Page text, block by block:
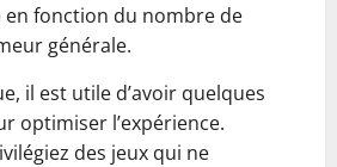
en fonction du nombre de
générale.
il est utile d’avoir quelques
optimiser l’expérience.
des jeux qui ne